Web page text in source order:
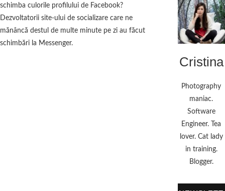
schimba culorile profilului de Facebook?
Dezvoltatorii site-ului de socializare care ne
mănâncă destul de multe minute pe zi au făcut
schimbări la Messenger.
Cristina
Photography
maniac.
Software
Engineer. Tea
lover. Cat lady
in training.
Blogger.